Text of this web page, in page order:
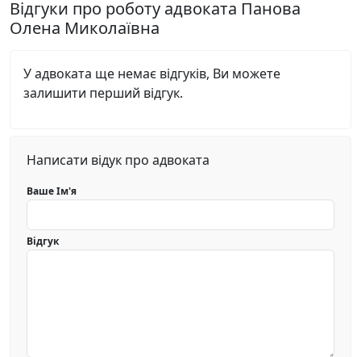
Відгуки про роботу адвоката Панова
Олена Миколаївна
У адвоката ще немає відгуків, Ви можете
залишити перший відгук.
Написати відук про адвоката
Ваше Ім'я
Відгук